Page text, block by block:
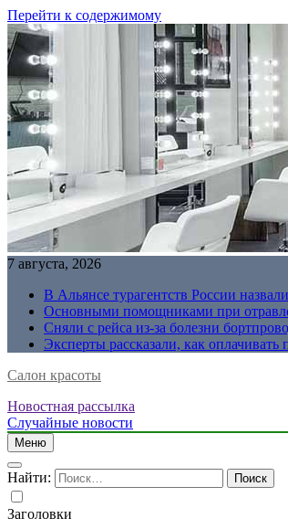
Перейти к содержимому
7 августа, 2026
В Альянсе турагентств России
Основными помощниками при
Сняли с рейса из-за болезни
Эксперты рассказали, как
Салон красоты
Новостная рассылка
Случайные новости
Меню
Найти:
Заголовки